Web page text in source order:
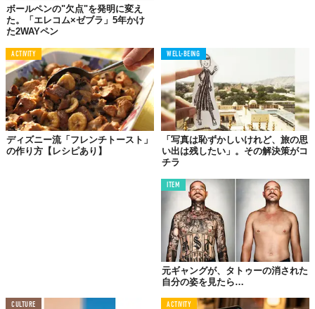
ロップがぽたぽたとしたたり落ちる。まるで目の前に本物の料理
があるかのような錯覚に陥りませんか？
静止画のなかの一部だけが永遠と動く、この不思議な画像。アニ
メーションやgif画像はこれまでにもありましたが、一部分だけに
動きを与える斬新な技法。これがシネマグラフです。
思わず手がのびる
注ぎたての泡立ち
ボールペンの"欠点"を発明に変え
た。「エレコム×ゼブラ」5年かけ
た2WAYペン
ACTIVITY
ディズニー流「フレンチトースト」
の作り方【レシピあり】
WELL-BEING
「写真は恥ずかしいけれど、旅の思
い出は残したい」。その解決策がコ
チラ
ITEM
元ギャングが、タトゥーの消された
自分の姿を見たら…
CULTURE ACTIVITY